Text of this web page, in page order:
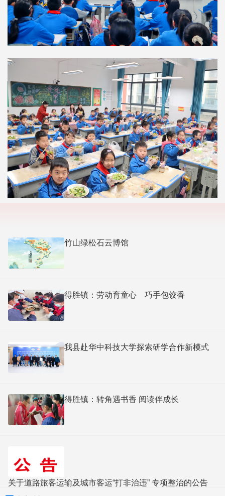
竹山绿松石云博馆
得胜镇：劳动育童心 巧手包饺香
我县赴华中科技大学探索研学合作新模式
得胜镇：转角遇书香 阅读伴成长
关于道路旅客运输及城市客运“打非治违” 专项整治的公告